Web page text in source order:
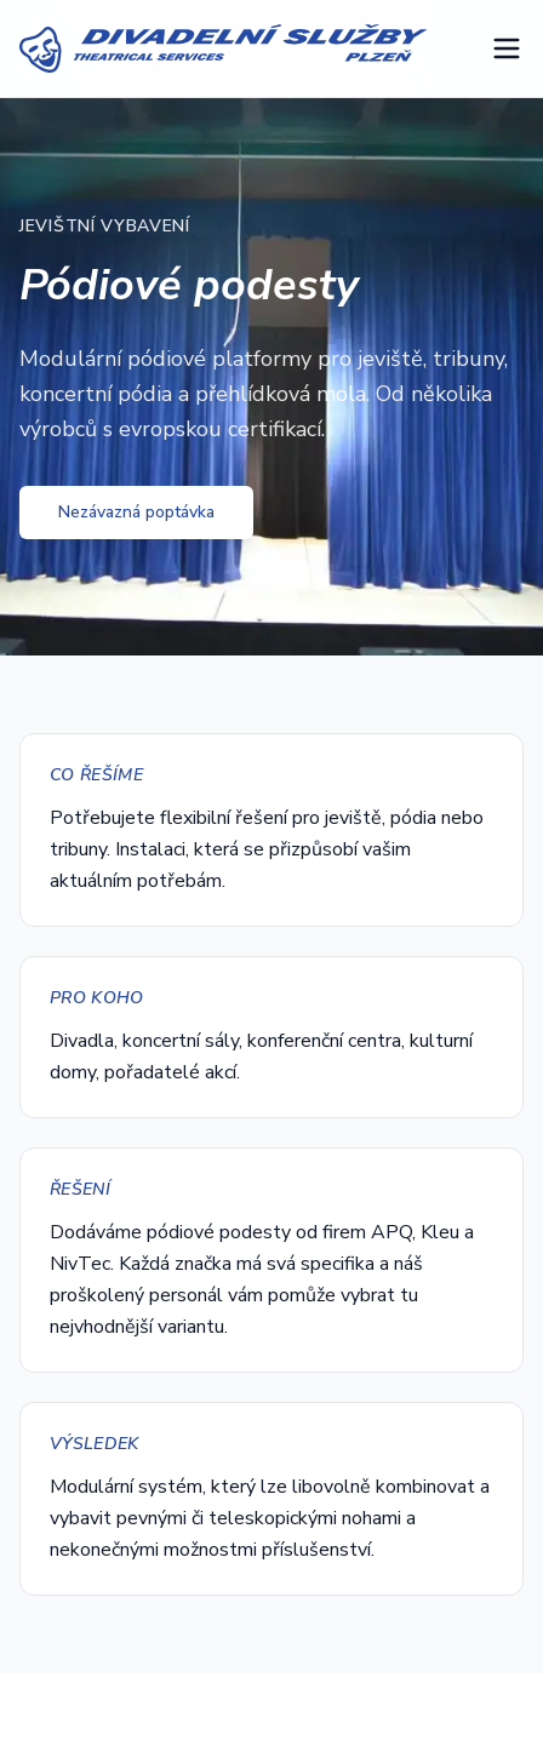
JEVIŠTNÍ VYBAVENÍ
Pódiové podesty
Modulární pódiové platformy pro jeviště, tribuny,
koncertní pódia a přehlídková mola. Od několika
výrobců s evropskou certifikací.
Nezávazná poptávka
CO ŘEŠÍME
Potřebujete flexibilní řešení pro jeviště, pódia nebo
tribuny. Instalaci, která se přizpůsobí vašim
aktuálním potřebám.
PRO KOHO
Divadla, koncertní sály, konferenční centra, kulturní
domy, pořadatelé akcí.
ŘEŠENÍ
Dodáváme pódiové podesty od firem APQ, Kleu a
NivTec. Každá značka má svá specifika a náš
proškolený personál vám pomůže vybrat tu
nejvhodnější variantu.
VÝSLEDEK
Modulární systém, který lze libovolně kombinovat a
vybavit pevnými či teleskopickými nohami a
nekonečnými možnostmi příslušenství.